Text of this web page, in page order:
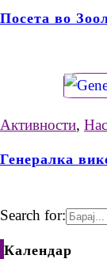
Посета во
Активности,
Генералка
Search for:
Календар